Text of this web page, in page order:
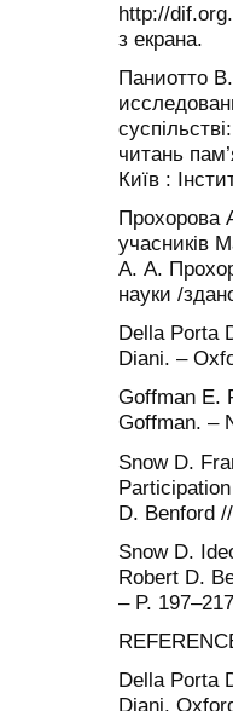
http://
з екрана.
Паниотто
читань
Київ :
Прохорова
учасників
А. А.
науки /
Della Porta
Diani. –
Goffman E.
Goffman. –
Snow D.
D. Benford
Snow D.
Robert D.
– P.
Della Porta
Diani.